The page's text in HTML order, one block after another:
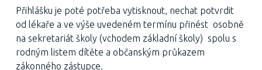
Přihlášku je poté potřeba vytisknout, nechat potvrdit
od lékaře a ve výše uvedeném termínu přinést osobně
na sekretariát školy (vchodem základní školy) spolu s
rodným listem dítěte a občanským průkazem
zákonného zástupce.